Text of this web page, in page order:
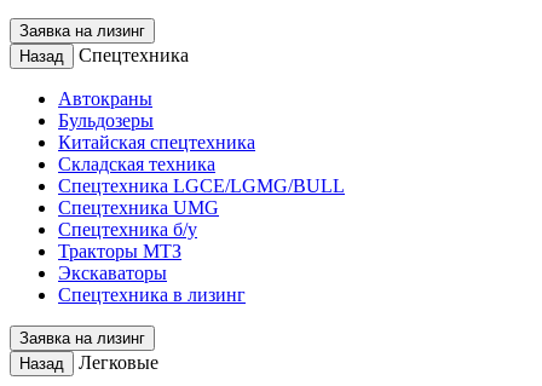
Заявка на лизинг
Назад
Спецтехника
Автокраны
Бульдозеры
Китайская спецтехника
Складская техника
Спецтехника LGCE/LGMG/BULL
Спецтехника UMG
Спецтехника б/у
Тракторы МТЗ
Экскаваторы
Спецтехника в лизинг
Заявка на лизинг
Назад
Легковые